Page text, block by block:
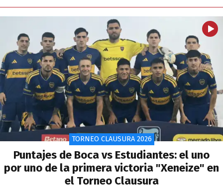
TORNEO CLAUSURA 2026
Puntajes de Boca vs Estudiantes: el uno
por uno de la primera victoria "Xeneize" en
el Torneo Clausura